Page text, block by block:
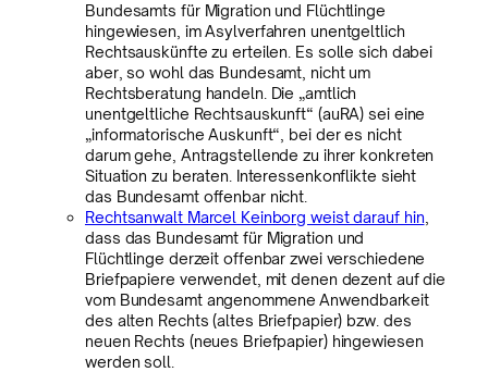
Bundesamts für Migration und Flüchtlinge
hingewiesen, im Asylverfahren unentgeltlich
Rechtsauskünfte zu erteilen. Es solle sich dabei
aber, so wohl das Bundesamt, nicht um
Rechtsberatung handeln. Die „amtlich
unentgeltliche Rechtsauskunft“ (auRA) sei eine
„informatorische Auskunft“, bei der es nicht
darum gehe, Antragstellende zu ihrer konkreten
Situation zu beraten. Interessenkonflikte sieht
das Bundesamt offenbar nicht.
Rechtsanwalt Marcel Keinborg weist darauf hin
dass das Bundesamt für Migration und
Flüchtlinge derzeit offenbar zwei verschiedene
Briefpapiere verwendet, mit denen dezent auf die
vom Bundesamt angenommene Anwendbarkeit
des alten Rechts (altes Briefpapier) bzw. des
neuen Rechts (neues Briefpapier) hingewiesen
werden soll.